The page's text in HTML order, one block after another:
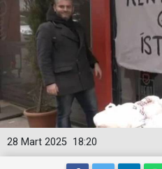
18:20
28 Mart 2025